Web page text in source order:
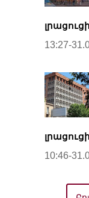
13:27-
10:46-